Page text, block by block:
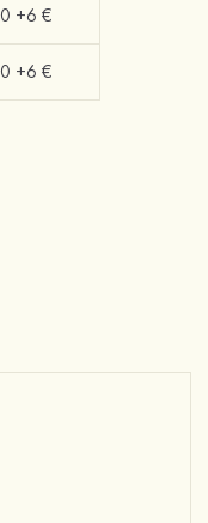
+6 €
+6 €